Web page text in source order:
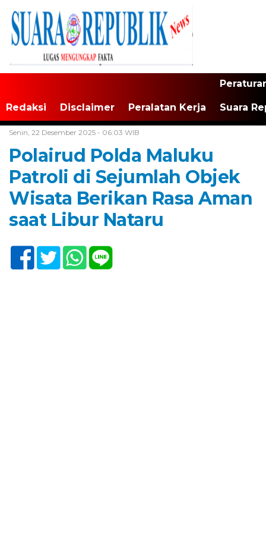
Redaksi Disclaimer Peralatan Kerja Suara
Senin, 22 Desember 2025 - 06:03 WIB
Polairud Polda Maluku
Patroli di Sejumlah Objek
Wisata Berikan Rasa Aman
saat Libur Nataru